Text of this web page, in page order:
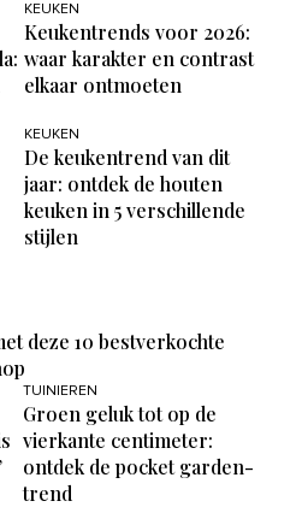
KEUKEN
Keukentrends voor 2026:
waar karakter en contrast
elkaar ontmoeten
KEUKEN
De keukentrend van dit
jaar: ontdek de houten
keuken in 5 verschillende
stijlen
deze 10 bestverkochte
TUINIEREN
Groen geluk tot op de
vierkante centimeter:
ontdek de pocket garden-
trend